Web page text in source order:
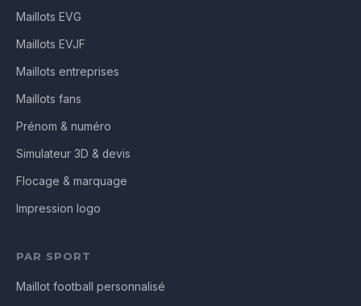
Maillots EVG
Maillots EVJF
Maillots entreprises
Maillots fans
Prénom & numéro
Simulateur 3D & devis
Flocage & marquage
Impression logo
PAR SPORT
Maillot football personnalisé